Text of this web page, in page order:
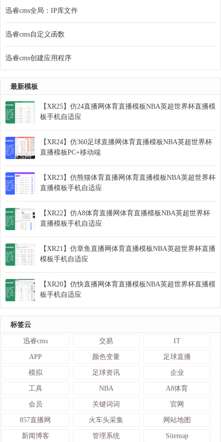
迅睿cms全局：IP库文件
迅睿cms自定义函数
迅睿cms创建应用程序
最新模板
【XR25】仿24直播网体育直播模板NBA英超世界杯直播模
板手机自适应
【XR24】仿360足球直播网体育直播模板NBA英超世界杯
直播模板PC+移动端
【XR23】仿熊猫体育直播网体育直播模板NBA英超世界杯
直播模板手机自适应
【XR22】仿A8体育直播网体育直播模板NBA英超世界杯
直播模板手机自适应
【XR21】仿章鱼直播网体育直播模板NBA英超世界杯直播
模板手机自适应
【XR20】仿快直播网体育直播模板NBA英超世界杯直播模
板手机自适应
标签云
迅睿cms 交易 IT
APP 颜色变量 足球直播
模拟 足球资讯 企业
工具 NBA A8体育
会员 关键词词 官网
857直播网 火车头采集 网站地图
新闻博客 管理系统 Sitemap